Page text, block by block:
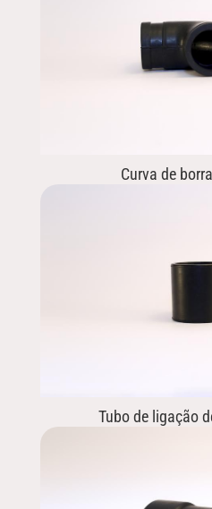
Curva de
Tubo de ligação